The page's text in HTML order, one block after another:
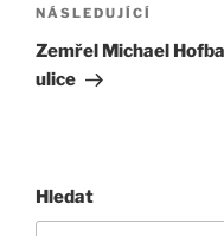
Následující
příspěvek
NÁSLEDUJÍCÍ
Zemřel Michael
ulice
Hledat